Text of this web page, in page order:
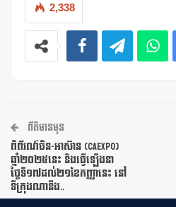
2,338
ព័ត៌មានមុន
ពិព័រណ៍ចិន-អាស៊ាន (CAEXPO)
ឆ្នាំ២០២៥នេះ និងធ្វើឡើងនា
ថ្ងៃទី១៧ដល់២១ខែកញ្ញានេះ នៅ
ទីក្រុងណានីង..